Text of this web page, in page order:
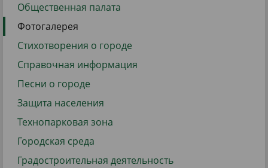
Общественная палата
Фотогалерея
Стихотворения о городе
Справочная информация
Песни о городе
Защита населения
Технопарковая зона
Городская среда
Градостроительная деятельность